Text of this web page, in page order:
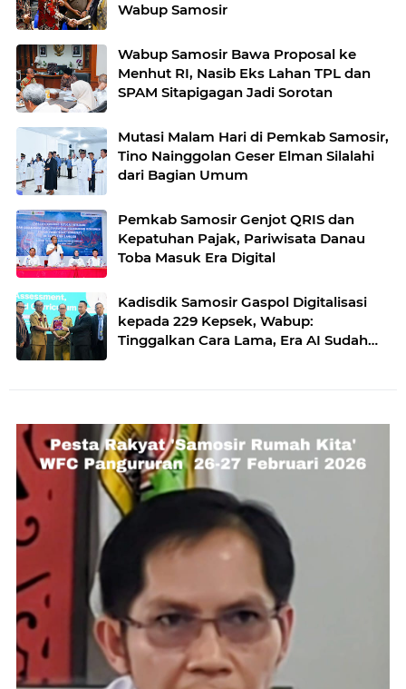
Wabup Samosir
Wabup Samosir Bawa Proposal ke
Menhut RI, Nasib Eks Lahan TPL dan
SPAM Sitapigagan Jadi Sorotan
Mutasi Malam Hari di Pemkab Samosir,
Tino Nainggolan Geser Elman Silalahi
dari Bagian Umum
Pemkab Samosir Genjot QRIS dan
Kepatuhan Pajak, Pariwisata Danau
Toba Masuk Era Digital
Kadisdik Samosir Gaspol Digitalisasi
kepada 229 Kepsek, Wabup:
Tinggalkan Cara Lama, Era AI Sudah